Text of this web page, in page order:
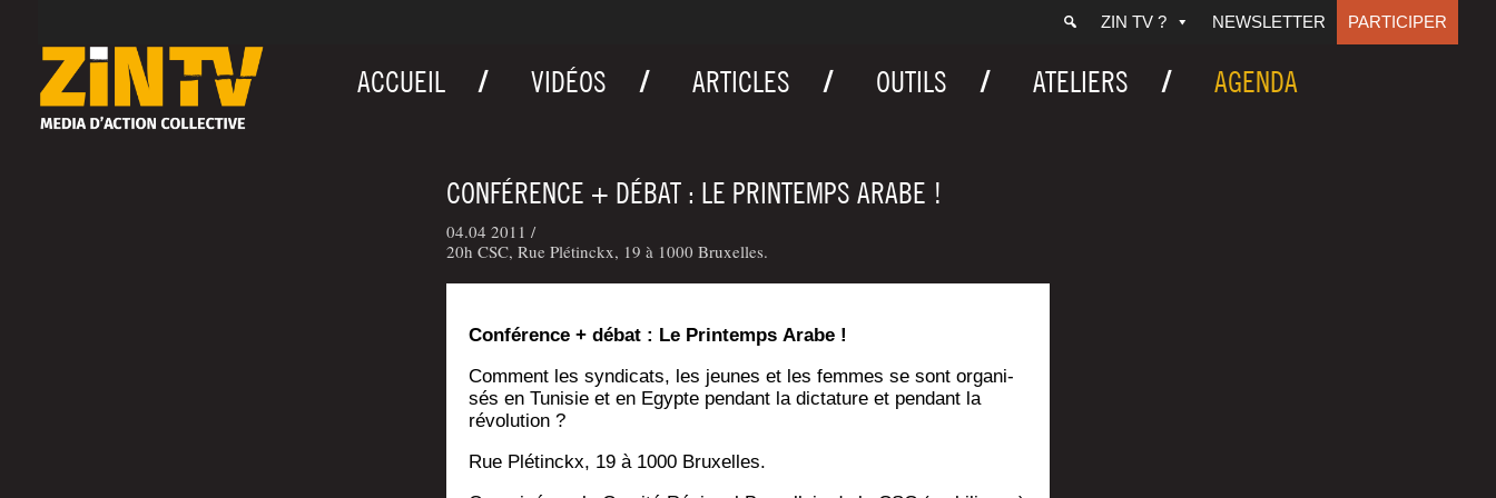
ZIN TV ? NEWSLETTER PARTICIPER
ACCUEIL VIDÉOS ARTICLES OUTILS ATELIERS AGENDA
CONFÉRENCE + DÉBAT : LE PRINTEMPS ARABE !
04.04 2011 /
20h CSC, Rue Plétinckx, 19 à 1000 Bruxelles.
Confé­rence + débat : Le Prin­temps Arabe !
Com­ment les syn­di­cats, les jeunes et les femmes se sont orga­ni­
sés en Tuni­sie et en Egypte pen­dant la dic­ta­ture et pen­dant la
révolution ?
Rue Plé­tin­ckx, 19 à 1000 Bruxelles.